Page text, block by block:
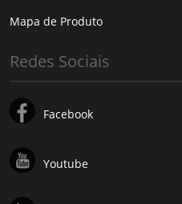
Mapa de Produto
Redes Sociais
Facebook
Youtube